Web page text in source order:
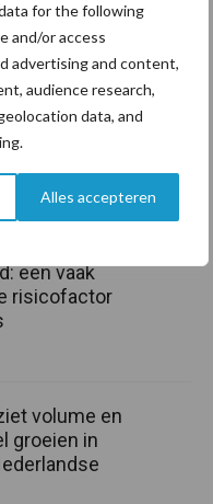
for the following
and/or access
advertising and content,
audience research,
data, and
Alles accepteren
blijft
en
handel
een vaak
risicofactor
volume en
groeien in